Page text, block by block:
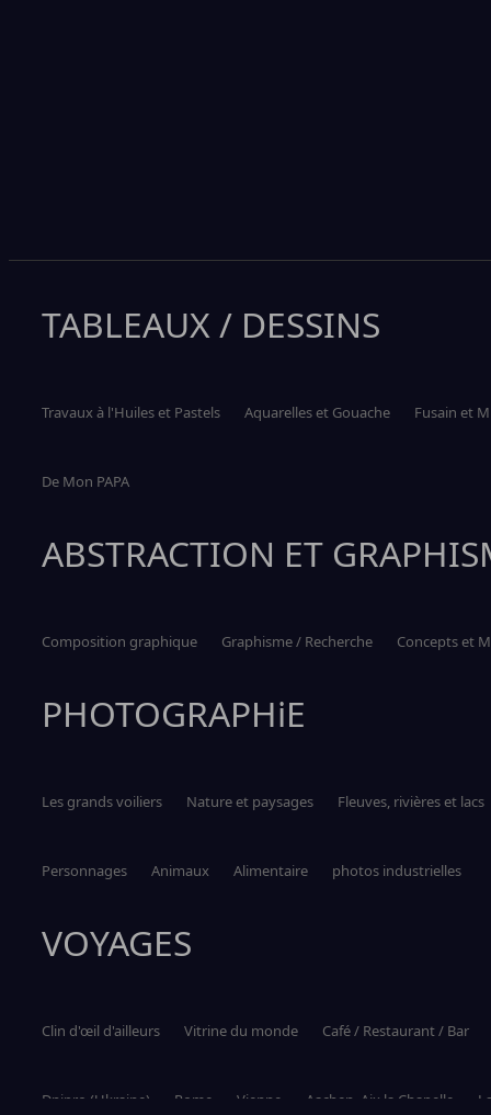
TABLEAUX / DESSINS
Travaux à l'Huiles et Pastels Aquarelles et Gouache Fusain et
De Mon PAPA
ABSTRACTION ET
Composition graphique Graphisme / Recherche Concepts et
PHOTOGRAPHiE
Les grands voiliers Nature et paysages Fleuves, rivières et lacs
Personnages Animaux Alimentaire photos industrielles
VOYAGES
Clin d'œil d'ailleurs Vitrine du monde Café / Restaurant / Bar
Dnipro (Ukraine) Rome Vienne Aachen, Aix la Chapelle